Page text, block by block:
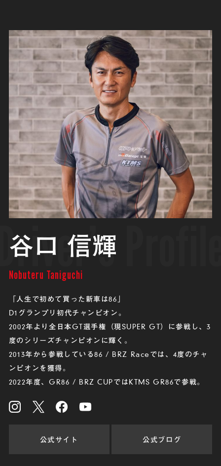
谷口 信輝
Nobuteru Taniguchi
「人生で初めて買った新車は86」
D1グランプリ初代チャンピオン。
2002年より全日本GT選手権（現SUPER GT）に参戦し、 3
度のシリーズチャンピオンに輝く。
2013年から参戦している86 / BRZ Raceでは、4度のチャ
ンピオンを獲得。
2022年度、GR86 / BRZ CUPではKTMS GR86で参戦。
公式サイト 公式ブログ